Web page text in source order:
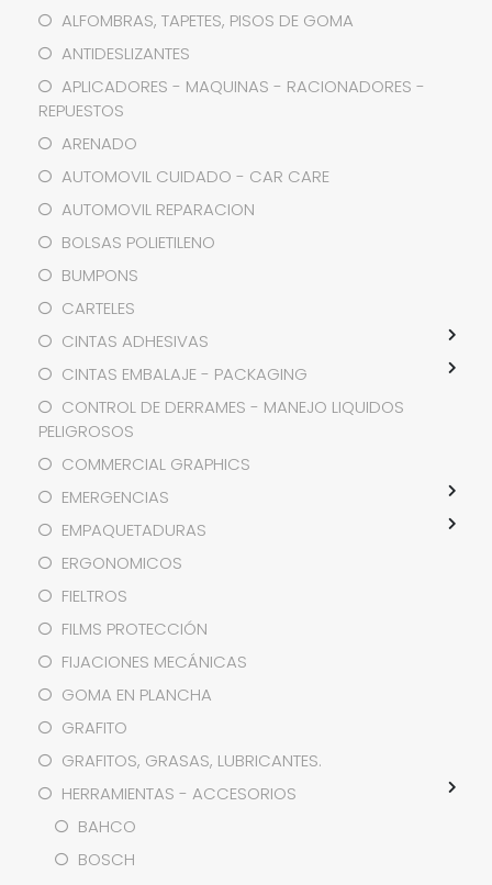
ALFOMBRAS, TAPETES, PISOS DE GOMA
ANTIDESLIZANTES
APLICADORES - MAQUINAS - RACIONADORES -
REPUESTOS
ARENADO
AUTOMOVIL CUIDADO - CAR CARE
AUTOMOVIL REPARACION
BOLSAS POLIETILENO
BUMPONS
CARTELES
CINTAS ADHESIVAS
CINTAS EMBALAJE - PACKAGING
CONTROL DE DERRAMES - MANEJO LIQUIDOS
PELIGROSOS
COMMERCIAL GRAPHICS
EMERGENCIAS
EMPAQUETADURAS
ERGONOMICOS
FIELTROS
FILMS PROTECCIÓN
FIJACIONES MECÁNICAS
GOMA EN PLANCHA
GRAFITO
GRAFITOS, GRASAS, LUBRICANTES.
HERRAMIENTAS - ACCESORIOS
BAHCO
BOSCH